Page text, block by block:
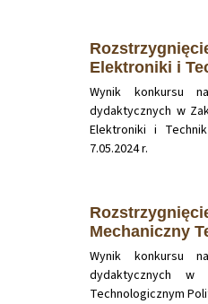
Elektroniki i
Wynik konkursu
dydaktycznych w
Elektroniki i
7.05.2024 r.
Mechaniczny
Wynik konkursu
dydaktycznych w
Technologicznym